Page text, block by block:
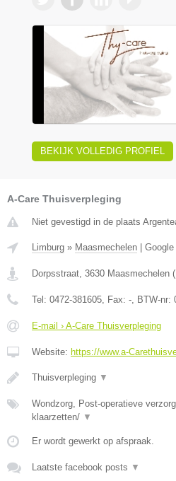
BEKIJK VOLLEDIG PROFIEL
A-Care Thuisverpleging
Niet gevestigd in de plaats
Limburg » Maasmechelen |
Dorpsstraat 3630 Maasmechelen (
Tel: 0472-381605 , Fax: - , BTW-nr:
E-mail › A-Care Thuisverpleging
Website: https://www.a-
Thuisverpleging ▼
Wondzorg, Post-operatieve
klaarzetten/ ▼
Er wordt gewerkt op afspraak.
Laatste facebook posts ▼